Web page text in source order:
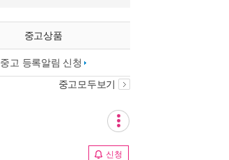
중고상품
중고 등록알림 신청
중고모두보기
신청